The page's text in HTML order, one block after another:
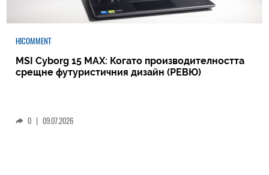
HICOMMENT
MSI Cyborg 15 MAX: Когато производителността
срещне футуристичния дизайн (РЕВЮ)
0 | 09.07.2026